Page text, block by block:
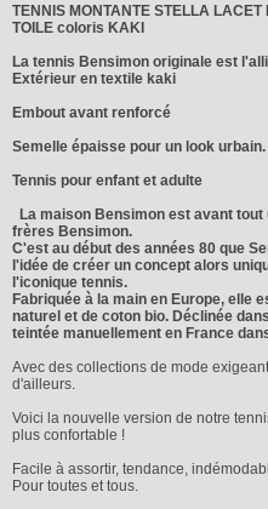
TENNIS MONTANTE STELLA
TOILE coloris KAKI
La tennis Bensimon originale est
Extérieur en textile kaki
Embout avant renforcé
Semelle épaisse pour un look urbain.
Tennis pour enfant et adulte
La maison Bensimon est avant
frères Bensimon.
C'est au début des années 80 que
l'idée de créer un concept alors
l'iconique tennis.
Fabriquée à la main en Europe, elle
naturel et de coton bio. Déclinée
teintée manuellement en France
Avec des collections de mode
d'ailleurs.
Voici la nouvelle version de notre
plus confortable !
Facile à assortir, tendance,
Pour toutes et tous.